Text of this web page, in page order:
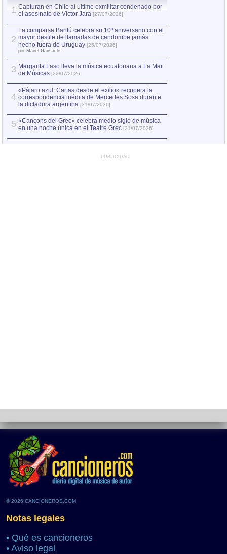
1 Capturan en Chile al último exmilitar condenado por
el asesinato de Víctor Jara [27/07/2026]
2
La comparsa Bantú celebra su 10º aniversario con el
mayor desfile de llamadas de candombe jamás
hecho fuera de Uruguay [25/07/2026]
por Manel Gausachs
3 Margarita Laso lleva la música ecuatoriana a La Mar
de Músicas [22/07/2026]
4
«Pájaro azul. Cartas desde el exilio» recupera la
correspondencia inédita de Mercedes Sosa durante
la dictadura argentina [21/07/2026]
5 «Cançons del Grec» celebra medio siglo de música
en una noche única en el Teatre Grec [21/07/2026]
PUBLICIDAD
© 2026 CANCIONEROS.COM
Notas legales
• Qué es cancioneros
• Aviso legal